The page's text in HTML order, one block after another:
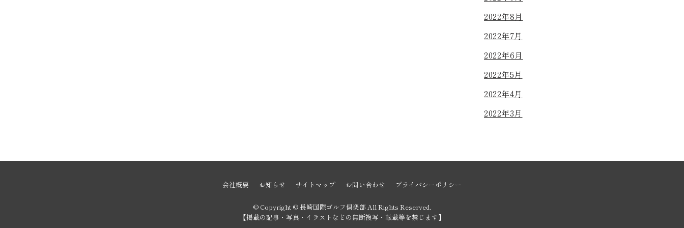
2022年8月
2022年7月
2022年6月
2022年5月
2022年4月
2022年3月
会社概要 お知らせ サイトマップ お問い合わせ プライバシーポリシー
© Copyright © 長崎国際ゴルフ倶楽部 All Rights Reserved.
【掲載の記事・写真・イラストなどの無断複写・転載等を禁じます】